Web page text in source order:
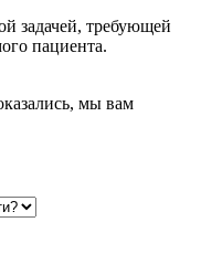
задачей, требующей
пациента.
мы вам